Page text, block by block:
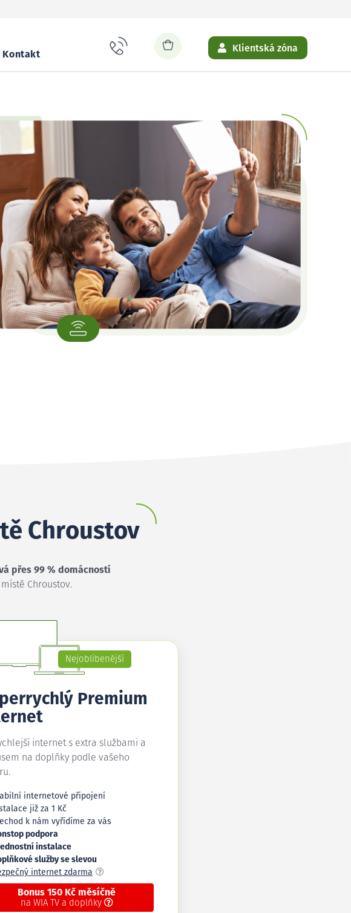
Kontakt
Klientská zóna
Chroustov
přes 99 % domácností
Chroustov.
Nejoblíbenější
Premium
internet s extra službami a
na doplňky podle vašeho
internetové připojení
již za 1 Kč
k nám vyřídíme za vás
podpora
instalace
služby se slevou
internet zdarma
Bonus 150 Kč měsíčně
na WIA TV a doplňky